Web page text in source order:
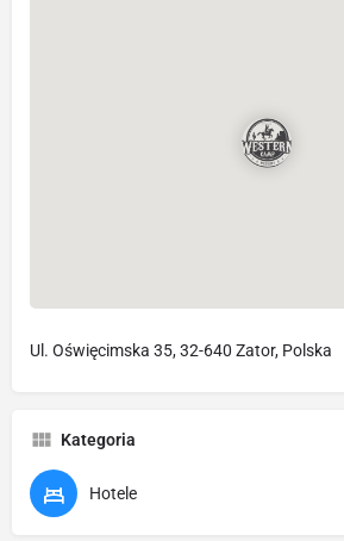
Ul. Oświęcimska 35, 32-640 Zator, Polska
Kategoria
Hotele